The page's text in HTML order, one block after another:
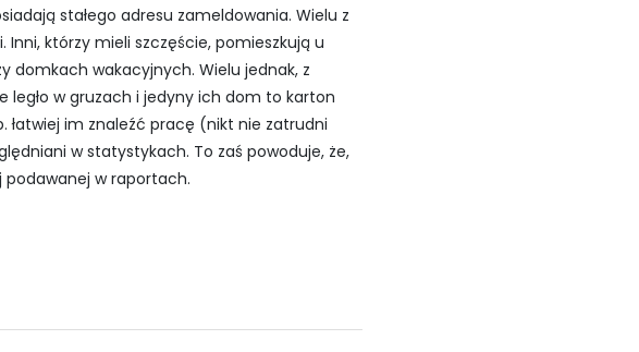
stałego adresu zameldowania. Wielu z
którzy mieli szczęście, pomieszkują u
domkach wakacyjnych. Wielu jednak, z
w gruzach i jedyny ich dom to karton
łatwiej im znaleźć pracę (nikt nie zatrudni
w statystykach. To zaś powoduje, że,
podawanej w raportach.